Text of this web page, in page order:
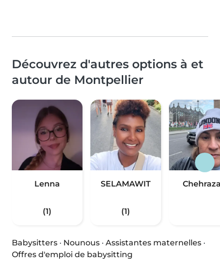
Découvrez d'autres options à et
autour de Montpellier
Lenna
(1)
SELAMAWIT
(1)
Babysitters · Nounous · Assistantes maternelles ·
Offres d'emploi de babysitting